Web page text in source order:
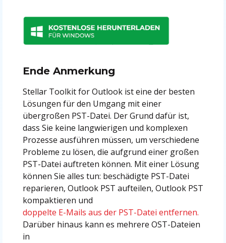
Ende Anmerkung
Stellar Toolkit for Outlook ist eine der besten
Lösungen für den Umgang mit einer
übergroßen PST-Datei. Der Grund dafür ist,
dass Sie keine langwierigen und komplexen
Prozesse ausführen müssen, um verschiedene
Probleme zu lösen, die aufgrund einer großen
PST-Datei auftreten können. Mit einer Lösung
können Sie alles tun: beschädigte PST-Datei
reparieren, Outlook PST aufteilen, Outlook PST
kompaktieren und
doppelte E-Mails aus der PST-Datei entfernen.
Darüber hinaus kann es mehrere OST-Dateien
in